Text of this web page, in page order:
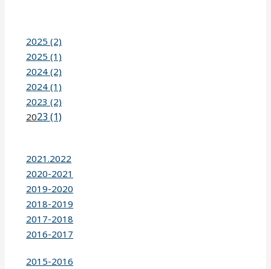
2025 (2)
2025 (1)
2024 (2)
2024 (1)
2023 (2)
2023 (1)
2021.2022
2020-2021
2019-2020
2018-2019
2017-2018
2016-2017
2015-2016